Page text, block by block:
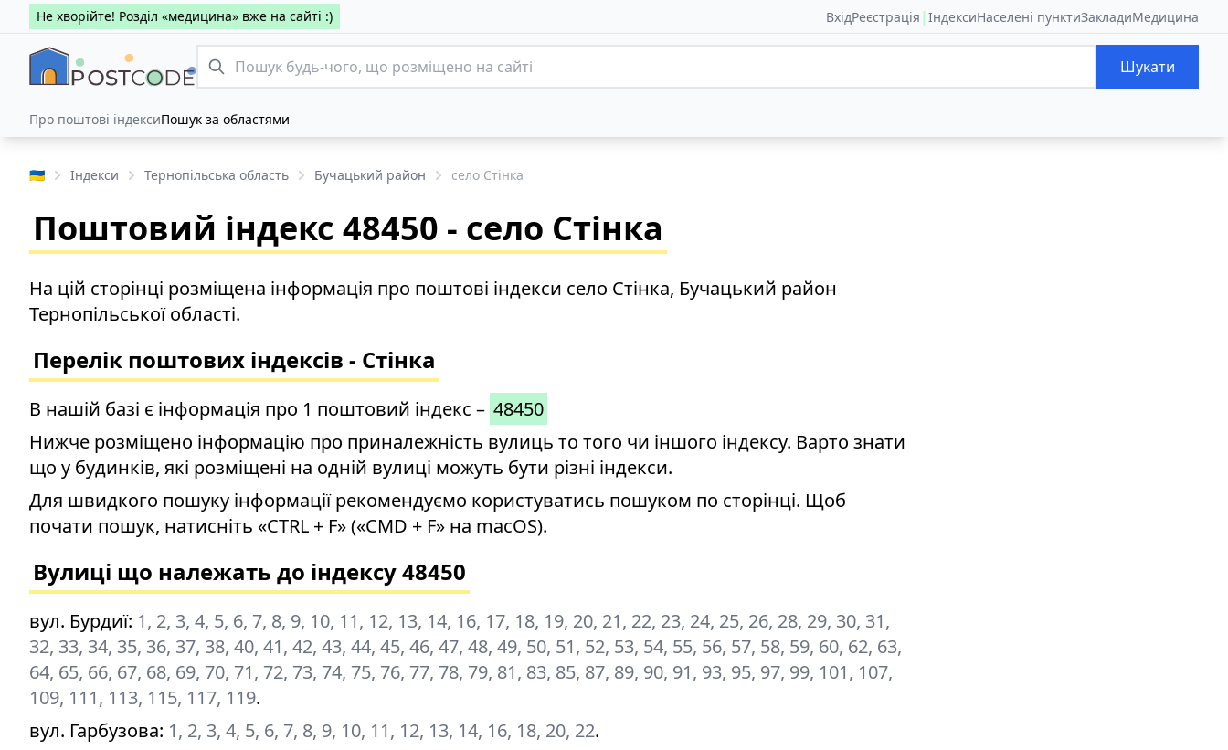
Не хворійте! Розділ «медицина» вже на сайті :) ВхідРеєстрація | ІндексиНаселені пунктиЗакладиМедицина
Шукати
Про поштові індексиПошук за областями
🇺🇦 Індекси Тернопільська область Бучацький район село Стінка
Поштовий індекс 48450 - село Стінка
На цій сторінці розміщена інформація про поштові індекси село Стінка, Бучацький район
Тернопільської області.
Перелік поштових індексів - Стінка
В нашій базі є інформація про 1 поштовий індекс – 48450
Нижче розміщено інформацію про приналежність вулиць то того чи іншого індексу. Варто знати
що у будинків, які розміщені на одній вулиці можуть бути різні індекси.
Для швидкого пошуку інформації рекомендуємо користуватись пошуком по сторінці. Щоб
почати пошук, натисніть «CTRL + F» («CMD + F» на macOS).
Вулиці що належать до індексу 48450
вул. Бурдиї: 1, 2, 3, 4, 5, 6, 7, 8, 9, 10, 11, 12, 13, 14, 16, 17, 18, 19, 20, 21, 22, 23, 24, 25, 26, 28, 29, 30, 31,
32, 33, 34, 35, 36, 37, 38, 40, 41, 42, 43, 44, 45, 46, 47, 48, 49, 50, 51, 52, 53, 54, 55, 56, 57, 58, 59, 60, 62, 63,
64, 65, 66, 67, 68, 69, 70, 71, 72, 73, 74, 75, 76, 77, 78, 79, 81, 83, 85, 87, 89, 90, 91, 93, 95, 97, 99, 101, 107,
109, 111, 113, 115, 117, 119.
вул. Гарбузова: 1, 2, 3, 4, 5, 6, 7, 8, 9, 10, 11, 12, 13, 14, 16, 18, 20, 22.